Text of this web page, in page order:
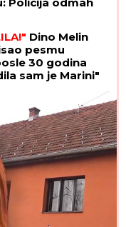
Dino Melin
pesmu
30 godina
sam je Marini"